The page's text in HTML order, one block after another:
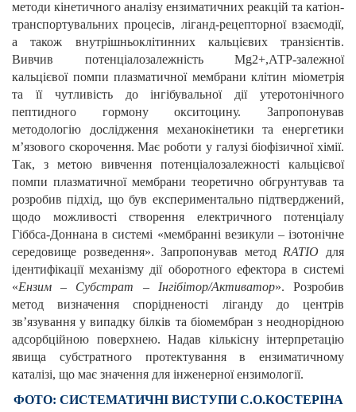
методи кінетичного аналізу ензиматичних реакцій та катіон-
транспортувальних процесів, ліганд-рецепторної взаємодії,
а також внутрішньоклітинних кальцієвих транзієнтів.
Вивчив потенціалозалежність Mg2+,АТР-залежної
кальцієвої помпи плазматичної мембрани клітин міометрія
та її чутливість до інгібувальної дії утеротонічного
пептидного гормону окситоцину. Запропонував
методологію дослідження механокінетики та енергетики
м’язового скорочення. Має роботи у галузі біофізичної хімії.
Так, з метою вивчення потенціалозалежності кальцієвої
помпи плазматичної мембрани теоретично обгрунтував та
розробив підхід, що був експериментально підтверджений,
щодо можливості створення електричного потенціалу
Гіббса-Доннана в системі «мембранні везикули – ізотонічне
середовище розведення». Запропонував метод RATIO для
ідентифікації механізму дії оборотного ефектора в системі
«Ензим – Субстрат – Інгібітор/Активатор». Розробив
метод визначення спорідненості ліганду до центрів
зв’язування у випадку білків та біомембран з неоднорідною
адсорбційною поверхнею. Надав кількісну інтерпретацію
явища субстратного протектування в ензиматичному
каталізі, що має значення для інженерної ензимології.
ФОТО: СИСТЕМАТИЧНІ ВИСТУПИ С.О.КОСТЕРІНА